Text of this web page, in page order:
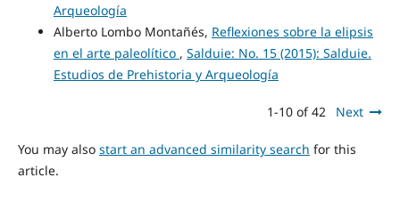
Arqueología
Alberto Lombo Montañés, Reflexiones sobre la elipsis
en el arte paleolítico , Salduie: No. 15 (2015): Salduie.
Estudios de Prehistoria y Arqueología
1-10 of 42 Next
You may also start an advanced similarity search for this
article.